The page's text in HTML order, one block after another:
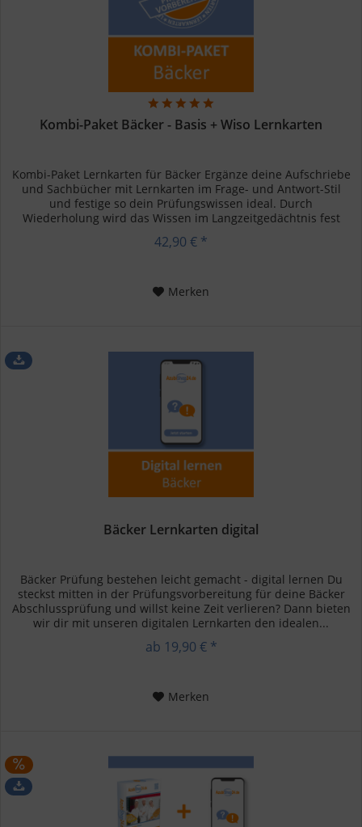
Kombi-Paket Bäcker - Basis + Wiso Lernkarten
Kombi-Paket Lernkarten für Bäcker Ergänze deine Aufschriebe
und Sachbücher mit Lernkarten im Frage- und Antwort-Stil
und festige so dein Prüfungswissen ideal. Durch
Wiederholung wird das Wissen im Langzeitgedächtnis fest
verankert. Ein...
42,90 € *
Merken
Bäcker Lernkarten digital
Bäcker Prüfung bestehen leicht gemacht - digital lernen Du
steckst mitten in der Prüfungsvorbereitung für deine Bäcker
Abschlussprüfung und willst keine Zeit verlieren? Dann bieten
wir dir mit unseren digitalen Lernkarten den idealen...
ab 19,90 € *
Merken